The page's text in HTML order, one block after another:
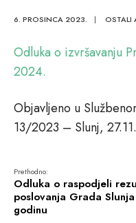
6. PROSINCA 2023. | OSTALI
Odluka o izvršavanju
2024.
Objavljeno u
13/2023 – Slunj,
Prethodno:
Odluka o raspodjeli
poslovanja Grada
godinu